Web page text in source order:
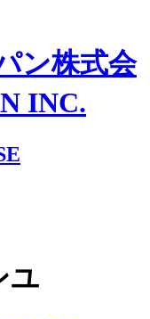
ン株式会
INC.
ユ